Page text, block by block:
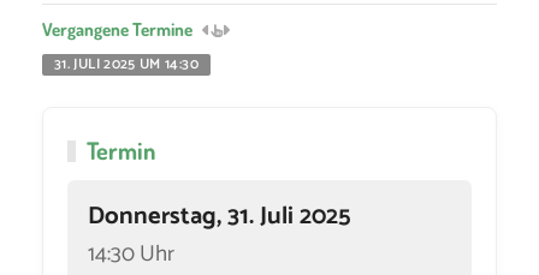
Vergangene Termine
31. JULI 2025 UM 14:30
Termin
Donnerstag, 31. Juli 2025
14:30 Uhr